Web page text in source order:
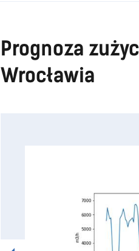
Prognoza
Wrocławia